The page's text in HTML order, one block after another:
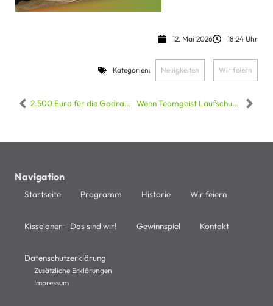
12. Mai 2026 18:24 Uhr
Kategorien: Neuigkeiten Wir feiern
2.500 Euro für die Godramsteiner Kitas – erfolgreiche Kassieraktion bei der Marktfestwoche des Edeka Kissel Godramstein Wenn Teamgeist Laufschuhe trägt: Kisselaner Power beim Firmenlauf Südpfalz in Landau
Navigation
Startseite Programm Historie Wir feiern
Kisselaner – Das sind wir! Gewinnspiel Kontakt
Datenschutzerklärung
Zusätzliche Erklärungen
Impressum